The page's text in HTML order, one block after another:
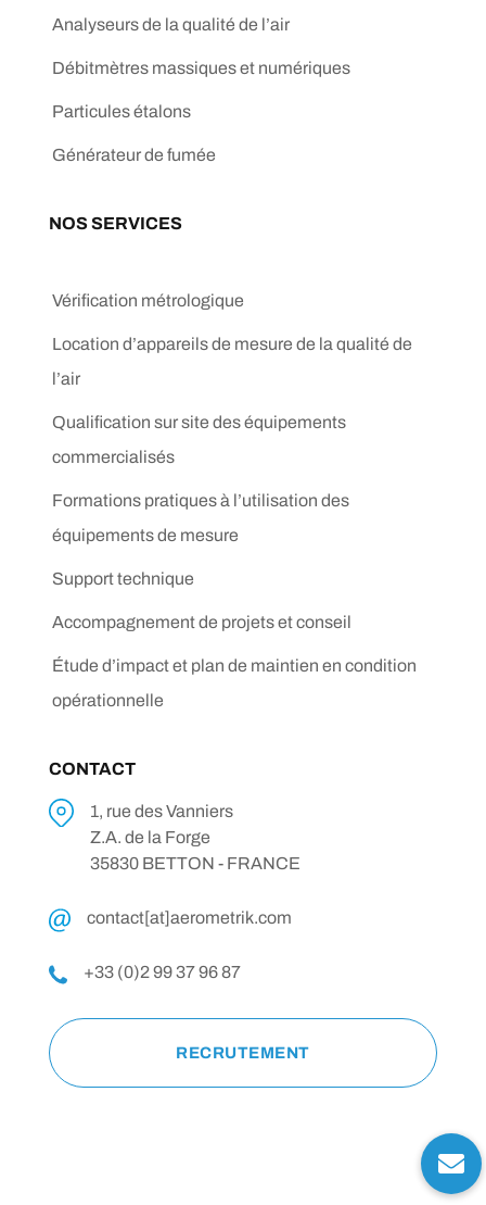
Analyseurs de la qualité de l’air
Débitmètres massiques et numériques
Particules étalons
Générateur de fumée
NOS SERVICES
Vérification métrologique
Location d’appareils de mesure de la qualité de
l’air
Qualification sur site des équipements
commercialisés
Formations pratiques à l’utilisation des
équipements de mesure
Support technique
Accompagnement de projets et conseil
Étude d’impact et plan de maintien en condition
opérationnelle
CONTACT
1, rue des Vanniers
Z.A. de la Forge
35830 BETTON - FRANCE
contact[at]aerometrik.com
+33 (0)2 99 37 96 87
RECRUTEMENT